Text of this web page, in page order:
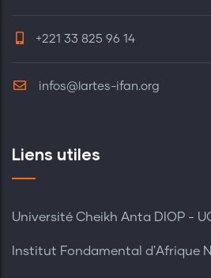
+221 33 825 96 14
infos@lartes-ifan.org
Liens utiles
Université Cheikh Anta DIOP -
Institut Fondamental d'Afrique